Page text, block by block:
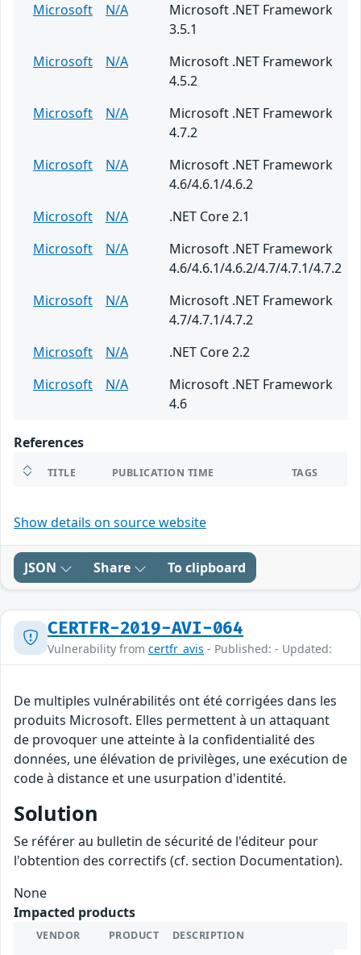
Microsoft
N/A
Microsoft .NET Framework
3.5.1
Microsoft
N/A
Microsoft .NET Framework
4.5.2
Microsoft
N/A
Microsoft .NET Framework
4.7.2
Microsoft
N/A
Microsoft .NET Framework
4.6/4.6.1/4.6.2
Microsoft
N/A
.NET Core 2.1
Microsoft
N/A
Microsoft .NET Framework
4.6/4.6.1/4.6.2/4.7/4.7.1/4.7.2
Microsoft
N/A
Microsoft .NET Framework
4.7/4.7.1/4.7.2
Microsoft
N/A
.NET Core 2.2
Microsoft
N/A
Microsoft .NET Framework
4.6
References
TITLE PUBLICATION TIME TAGS
Show details on source website
JSON Share To clipboard
CERTFR-2019-AVI-064
Vulnerability from certfr_avis - Published: - Updated:
De multiples vulnérabilités ont été corrigées dans les
produits Microsoft. Elles permettent à un attaquant
de provoquer une atteinte à la confidentialité des
données, une élévation de privilèges, une exécution de
code à distance et une usurpation d'identité.
Solution
Se référer au bulletin de sécurité de l'éditeur pour
l'obtention des correctifs (cf. section Documentation).
None
Impacted products
VENDOR PRODUCT DESCRIPTION